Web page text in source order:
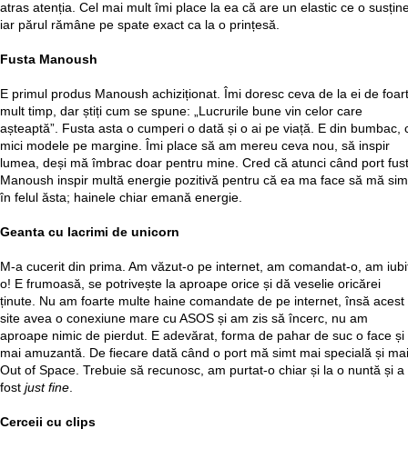
atras atenția. Cel mai mult îmi place la ea că are un elastic ce o
iar părul rămâne pe spate exact ca la o prințesă.
Fusta Manoush
E primul produs Manoush achiziționat. Îmi doresc ceva de la ei de
mult timp, dar știți cum se spune: „Lucrurile bune vin celor care
așteaptă”. Fusta asta o cumperi o dată și o ai pe viață. E din bumbac,
mici modele pe margine. Îmi place să am mereu ceva nou, să inspir
lumea, deși mă îmbrac doar pentru mine. Cred că atunci când port
Manoush inspir multă energie pozitivă pentru că ea ma face să mă
în felul ăsta; hainele chiar emană energie.
Geanta cu lacrimi de unicorn
M-a cucerit din prima. Am văzut-o pe internet, am comandat-o, am
o! E frumoasă, se potrivește la aproape orice și dă veselie oricărei
ținute. Nu am foarte multe haine comandate de pe internet, însă acest
site avea o conexiune mare cu ASOS și am zis să încerc, nu am
aproape nimic de pierdut. E adevărat, forma de pahar de suc o face și
mai amuzantă. De fiecare dată când o port mă simt mai specială și mai
Out of Space. Trebuie să recunosc, am purtat-o chiar și la o nuntă și a
fost just fine.
Cerceii cu clips